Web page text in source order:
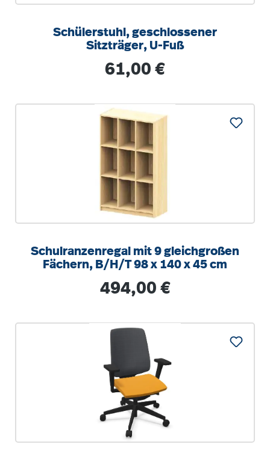
Schülerstuhl, geschlossener
Sitzträger, U-Fuß
Regulärer Preis:
61,00 €
Schulranzenregal mit 9 gleichgroßen
Fächern, B/H/T 98 x 140 x 45 cm
Regulärer Preis:
494,00 €